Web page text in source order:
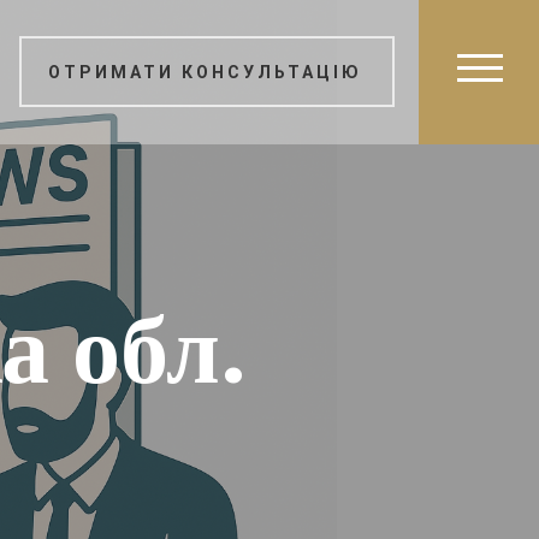
ОТРИМАТИ КОНСУЛЬТАЦІЮ
обл.